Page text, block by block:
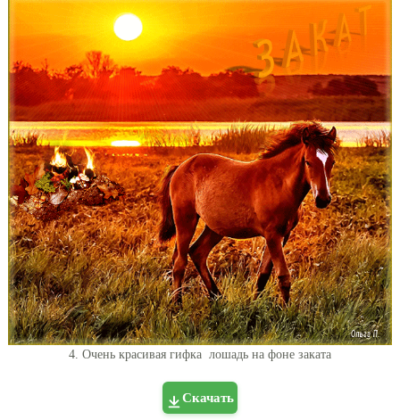
4. Очень красивая гифка лошадь на фоне заката
Скачать